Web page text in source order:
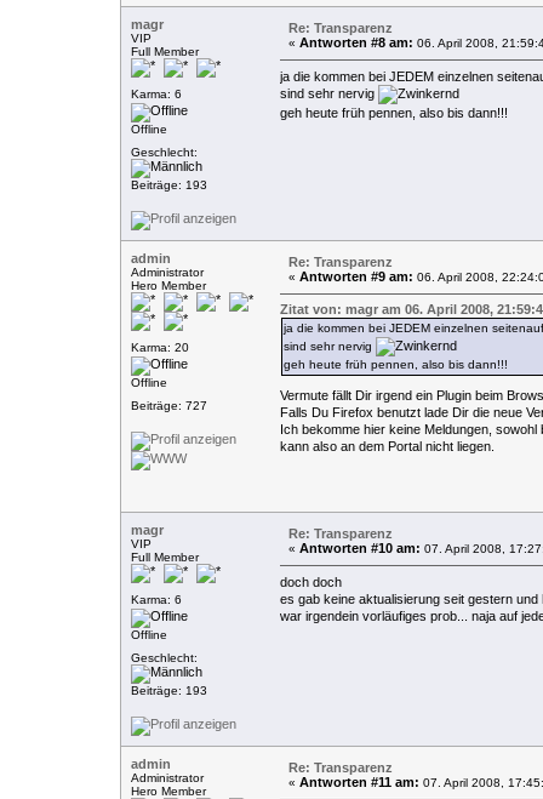
magr
VIP
Full Member
Karma: 6
Offline
Geschlecht:
Beiträge: 193
Re: Transparenz
« Antworten #8 am: 06. April 2008,
ja die kommen bei JEDEM einzelnen
sind sehr nervig
geh heute früh pennen, also bis dann!!!
admin
Administrator
Hero Member
Karma: 20
Offline
Beiträge: 727
Re: Transparenz
« Antworten #9 am: 06. April 2008,
Zitat von: magr am 06. April 2008,
ja die kommen bei JEDEM einzelnen
sind sehr nervig
geh heute früh pennen, also bis dann!!!
Vermute fällt Dir irgend ein Plugin beim
Falls Du Firefox benutzt lade Dir die neue
Ich bekomme hier keine Meldungen, sowohl
kann also an dem Portal nicht liegen.
magr
VIP
Full Member
Karma: 6
Offline
Geschlecht:
Beiträge: 193
Re: Transparenz
« Antworten #10 am: 07. April 2008,
doch doch
es gab keine aktualisierung seit gestern und
war irgendein vorläufiges prob... naja auf
admin
Administrator
Hero Member
Re: Transparenz
« Antworten #11 am: 07. April 2008,